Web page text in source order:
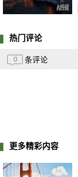
热门评论
0 条评论
更多精彩内容